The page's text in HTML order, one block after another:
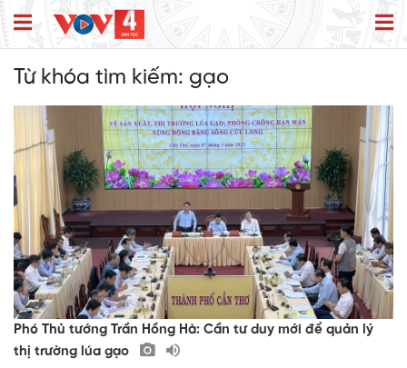
Từ khóa tìm kiếm: gạo
Phó Thủ tướng Trần Hồng Hà: Cần tư duy mới để quản lý
thị trường lúa gạo